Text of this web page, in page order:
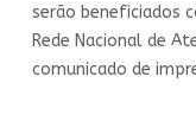
serão beneficiados
Rede Nacional de
comunicado de